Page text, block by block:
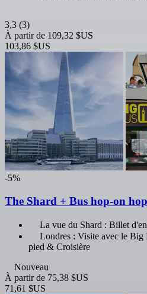
3,3 (3)
À partir de 109,32 $US
103,86 $US
-5%
The Shard + Bus hop-on
La vue du Shard : Billet
Londres : Visite avec le
pied & Croisière
Nouveau
À partir de 75,38 $US
71,61 $US